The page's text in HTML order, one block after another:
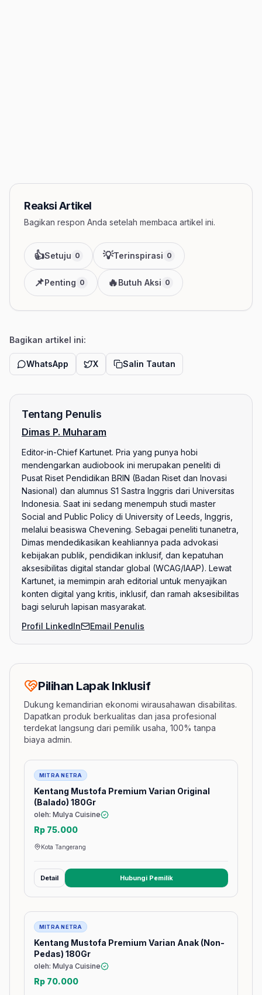
Reaksi Artikel
Bagikan respon Anda setelah membaca artikel ini.
👍Setuju 0 💡Terinspirasi 0
📌Penting 0 🔥Butuh Aksi 0
Bagikan artikel ini:
WhatsApp X Salin Tautan
Tentang Penulis
Dimas P. Muharam
Editor-in-Chief Kartunet. Pria yang punya hobi
mendengarkan audiobook ini merupakan peneliti di
Pusat Riset Pendidikan BRIN (Badan Riset dan Inovasi
Nasional) dan alumnus S1 Sastra Inggris dari Universitas
Indonesia. Saat ini sedang menempuh studi master
Social and Public Policy di University of Leeds, Inggris,
melalui beasiswa Chevening. Sebagai peneliti tunanetra,
Dimas mendedikasikan keahliannya pada advokasi
kebijakan publik, pendidikan inklusif, dan kepatuhan
aksesibilitas digital standar global (WCAG/IAAP). Lewat
Kartunet, ia memimpin arah editorial untuk menyajikan
konten digital yang kritis, inklusif, dan ramah aksesibilitas
bagi seluruh lapisan masyarakat.
Profil LinkedIn
Email Penulis
Pilihan Lapak Inklusif
Dukung kemandirian ekonomi wirausahawan disabilitas.
Dapatkan produk berkualitas dan jasa profesional
terdekat langsung dari pemilik usaha, 100% tanpa
biaya admin.
Barang
MITRA NETRA
Kentang Mustofa Premium Varian Original
(Balado) 180Gr
oleh: Mulya Cuisine
Rp 75.000
Kota Tangerang
Detail Hubungi Pemilik(membuka tab baru)
Barang
MITRA NETRA
Kentang Mustofa Premium Varian Anak (Non-
Pedas) 180Gr
oleh: Mulya Cuisine
Rp 70.000